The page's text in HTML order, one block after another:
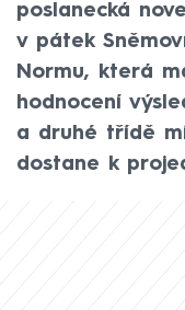
poslanecká
v pátek
Normu, která
hodnocení
a druhé třídě
dostane k